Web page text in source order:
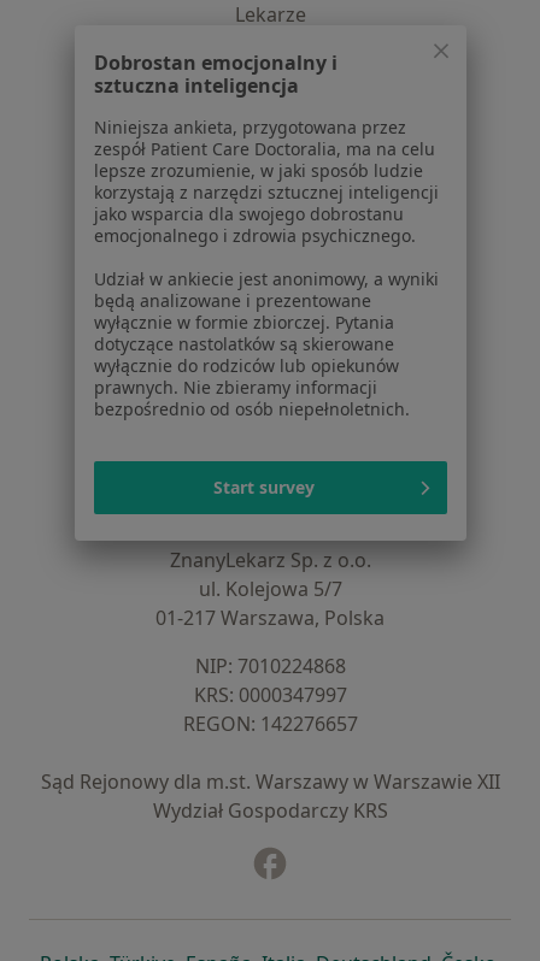
Lekarze
Pytania i odpowiedzi
Usługi i zabiegi
Choroby
Pomoc
Aplikacje mobilne
Blog dla pacjentów
Cennik
Dla lekarzy
Dla placówek medycznych
Noa Notes nowość
Baza wiedzy
Kontakt ZnanyLekarz - Strona główna
ZnanyLekarz Sp. z o.o.
ul. Kolejowa 5/7
01-217 Warszawa, Polska
NIP: ⁠7010224868
KRS: ⁠0000347997
REGON: ⁠142276657
Sąd Rejonowy dla m.st. Warszawy w Warszawie XII
Wydział Gospodarczy KRS
Dobrostan emocjonalny i
sztuczna inteligencja
Niniejsza ankieta, przygotowana przez
zespół Patient Care Doctoralia, ma na celu
lepsze zrozumienie, w jaki sposób ludzie
korzystają z narzędzi sztucznej inteligencji
jako wsparcia dla swojego dobrostanu
emocjonalnego i zdrowia psychicznego.
Udział w ankiecie jest anonimowy, a wyniki
będą analizowane i prezentowane
wyłącznie w formie zbiorczej. Pytania
dotyczące nastolatków są skierowane
wyłącznie do rodziców lub opiekunów
prawnych. Nie zbieramy informacji
bezpośrednio od osób niepełnoletnich.
Start survey